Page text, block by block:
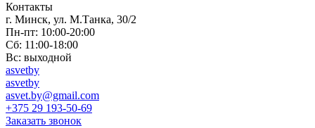
Контакты
г. Минск, ул. М.Танка, 30/2
Пн-пт: 10:00-20:00
Сб: 11:00-18:00
Вс: выходной
asvetby
asvetby
asvet.by@gmail.com
+375 29 193-50-69
Заказать звонок